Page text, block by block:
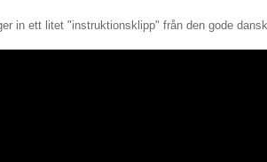
in ett litet "instruktionsklipp" från den gode